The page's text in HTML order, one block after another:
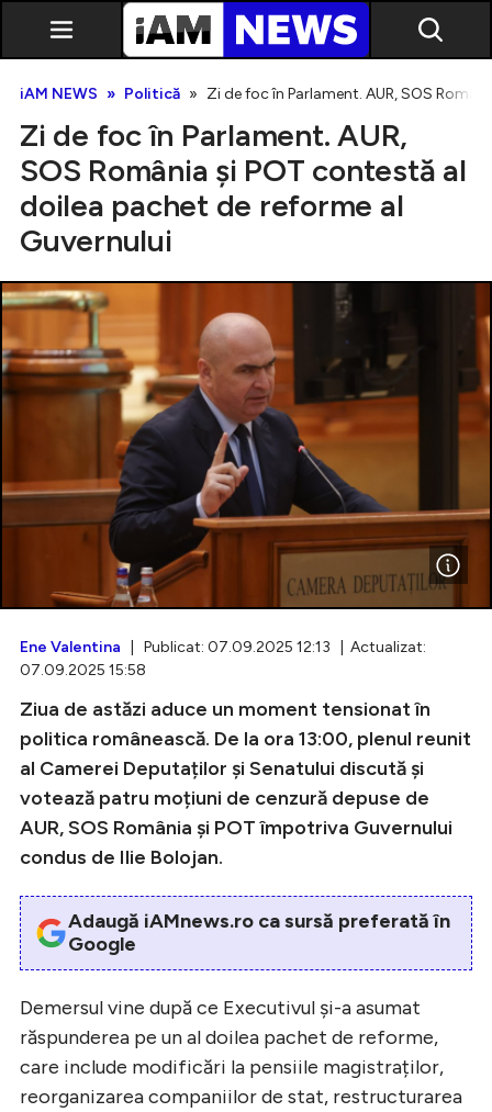
Exclusiv
Intră în cont
Creează cont
iAM NEWS Politică Zi de foc în Parlament. AUR, SOS
Zi de foc în Parlament. AUR,
SOS România și POT contestă al
doilea pachet de reforme al
Guvernului
Ene Valentina | Publicat: 07.09.2025 12:13 | Actualizat:
07.09.2025 15:58
Ziua de astăzi aduce un moment tensionat în
politica românească. De la ora 13:00, plenul reunit
al Camerei Deputaților și Senatului discută și
votează patru moțiuni de cenzură depuse de
AUR, SOS România și POT împotriva Guvernului
condus de Ilie Bolojan.
Adaugă iAMnews.ro ca sursă preferată în
Google
Demersul vine după ce Executivul și-a asumat
răspunderea pe un al doilea pachet de reforme,
care include modificări la pensiile magistraților,
reorganizarea companiilor de stat, restructurarea